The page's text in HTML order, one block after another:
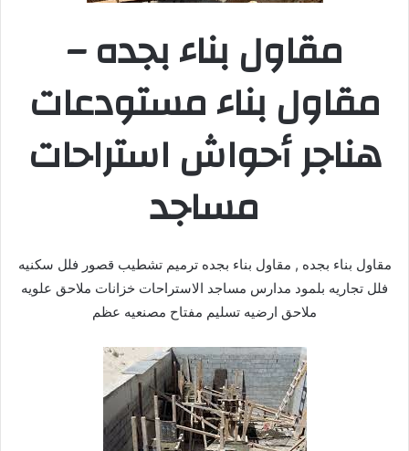
مقاول بناء بجده –
مقاول بناء مستودعات
هناجر أحواش استراحات
مساجد
مقاول بناء بجده , مقاول بناء بجده ترميم تشطيب قصور فلل سكنيه
فلل تجاريه بلمود مدارس مساجد الاستراحات خزانات ملاحق علويه
ملاحق ارضيه تسليم مفتاح مصنعيه عظم